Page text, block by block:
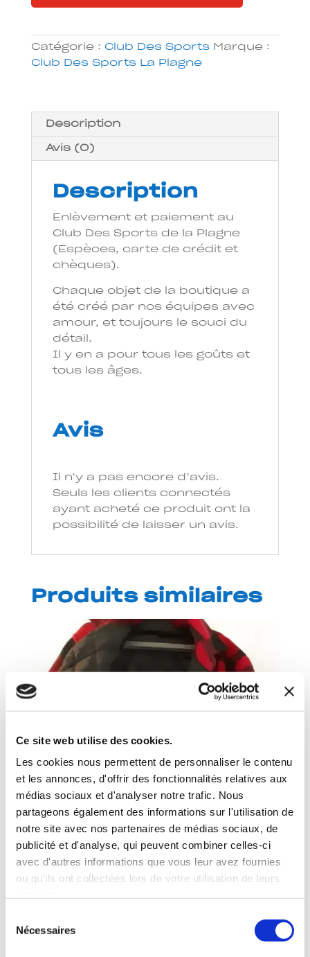
Ce site web utilise des cookies.
Les cookies nous permettent de personnaliser le contenu
et les annonces, d'offrir des fonctionnalités relatives aux
médias sociaux et d'analyser notre trafic. Nous
partageons également des informations sur l'utilisation de
notre site avec nos partenaires de médias sociaux, de
publicité et d'analyse, qui peuvent combiner celles-ci
avec d'autres informations que vous leur avez fournies
ou qu'ils ont collectées lors de votre utilisation de leurs
Nécessaires
CSP
Catégorie : Club Des Sports Marque :
Club Des Sports La Plagne
Description
Avis (0)
Description
Enlèvement et paiement au
Club Des Sports de la Plagne
(Espèces, carte de crédit et
chèques).
Chaque objet de la boutique a
été créé par nos équipes avec
amour, et toujours le souci du
détail.
Il y en a pour tous les goûts et
tous les âges.
Avis
Il n’y a pas encore d’avis.
Seuls les clients connectés
ayant acheté ce produit ont la
possibilité de laisser un avis.
Produits similaires